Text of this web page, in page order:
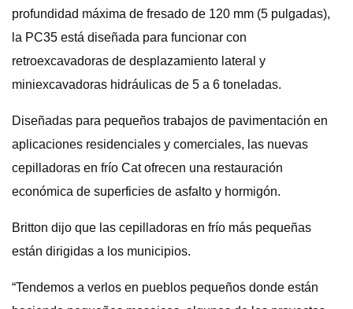
profundidad máxima de fresado de 120 mm (5 pulgadas),
la PC35 está diseñada para funcionar con
retroexcavadoras de desplazamiento lateral y
miniexcavadoras hidráulicas de 5 a 6 toneladas.
Diseñadas para pequeños trabajos de pavimentación en
aplicaciones residenciales y comerciales, las nuevas
cepilladoras en frío Cat ofrecen una restauración
económica de superficies de asfalto y hormigón.
Britton dijo que las cepilladoras en frío más pequeñas
están dirigidas a los municipios.
“Tendemos a verlos en pueblos pequeños donde están